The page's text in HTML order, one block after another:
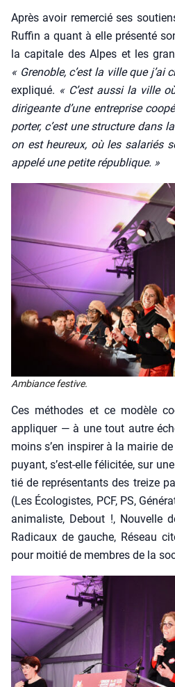
Après avoir remer­cié ses
Ruf­fin a quant à elle pré­sen­té
la capi­tale des Alpes et les
« Gre­noble, c’est la ville que j’ai
expli­qué. « C’est aus­si la ville
diri­geante d’une entre­prise
por­ter, c’est une struc­ture dans
on est heu­reux, où les sala­riés
appe­lé une petite répu­blique. »
Ambiance fes­tive.
Ces méthodes et ce modèle
appli­quer — à une tout autre
moins s’en ins­pi­rer à la mai­rie
puyant, s’est-elle féli­ci­tée, sur
tié de repré­sen­tants des treize
(Les Éco­lo­gistes, PCF, PS,
ani­ma­liste, Debout !, Nou­velle
Radi­caux de gauche, Réseau
pour moi­tié de membres de la